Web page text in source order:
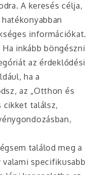
A keresés célja,
információkat.
Ha inkább böngészni
az érdeklődési
ha a
az „Otthon és
cikket találsz,
találod meg a
specifikusabb